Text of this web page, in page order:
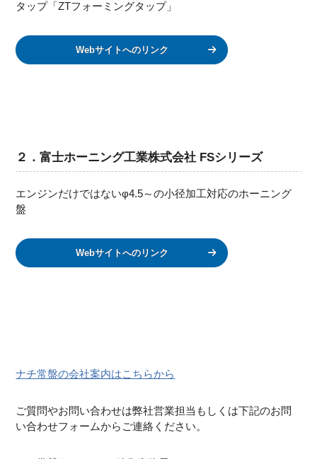
タップ「ZTフォーミングタップ」
Webサイトへのリンク
２．富士ホーニング工業株式会社 FSシリーズ
エンジンだけではないφ4.5～の小径加工対応のホーニング
盤
Webサイトへのリンク
ナチ常盤の会社案内はこちらから
ご質問やお問い合わせは弊社営業担当もしくは下記のお問
い合わせフォームからご連絡ください。